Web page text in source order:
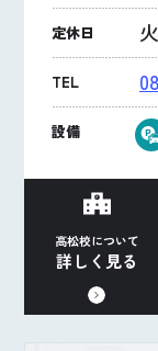
定休日
TEL
設備
高松校について
詳しく見る